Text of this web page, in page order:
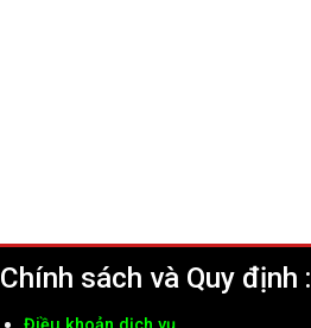
Chính sách và Quy định :